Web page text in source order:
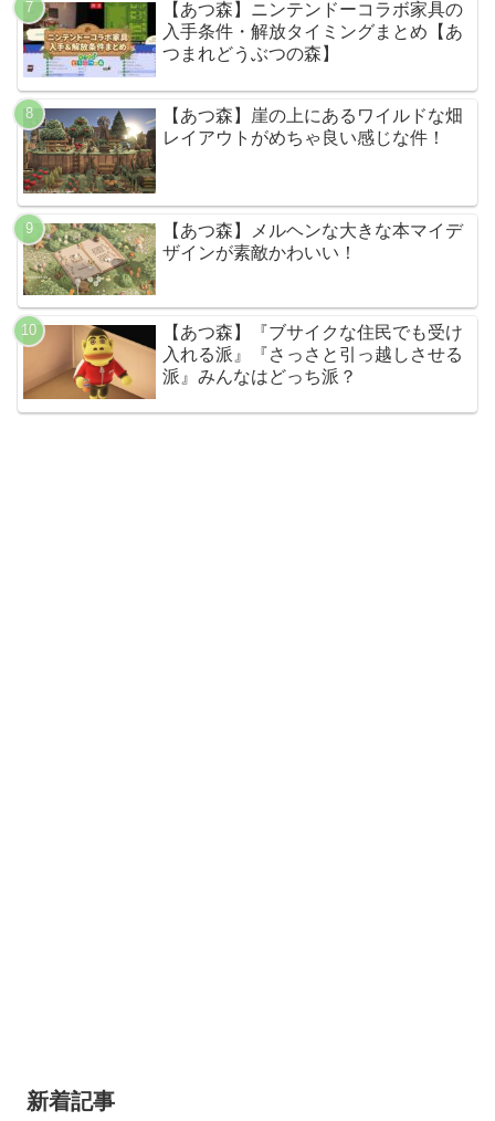
【あつ森】ニンテンドーコラボ家具の
入手条件・解放タイミングまとめ【あ
つまれどうぶつの森】
【あつ森】崖の上にあるワイルドな畑
レイアウトがめちゃ良い感じな件！
【あつ森】メルヘンな大きな本マイデ
ザインが素敵かわいい！
【あつ森】『ブサイクな住民でも受け
入れる派』『さっさと引っ越しさせる
派』みんなはどっち派？
新着記事